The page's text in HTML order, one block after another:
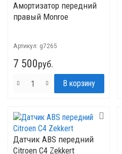
Амортизатор передний
правый Monroe
Артикул: g7265
7 500руб.
Датчик ABS передний
Citroen C4 Zekkert